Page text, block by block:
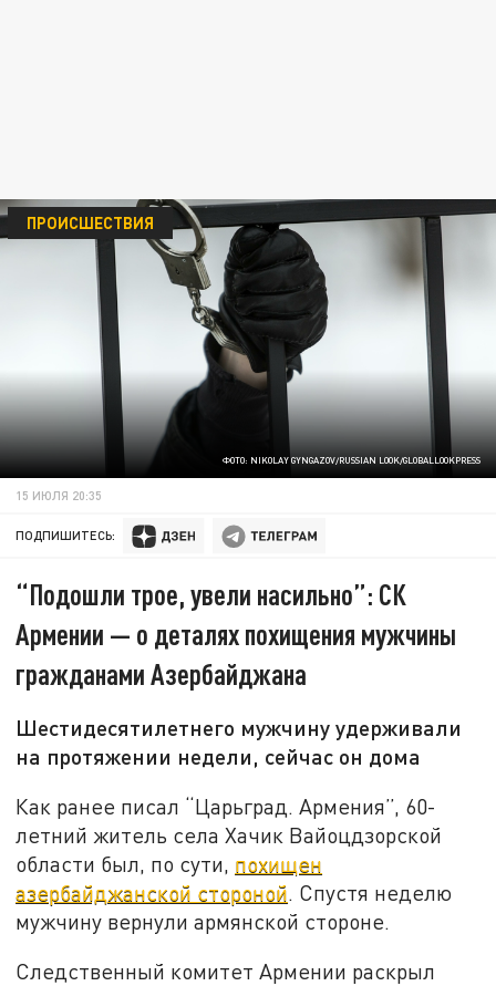
ФОТО: NIKOLAY GYNGAZOV/RUSSIAN LOOK/GLOBALLOOKPRESS
ПРОИСШЕСТВИЯ
15 ИЮЛЯ 20:35
ПОДПИШИТЕСЬ:
“Подошли трое, увели насильно”: СК
Армении — о деталях похищения мужчины
гражданами Азербайджана
Шестидесятилетнего мужчину удерживали
на протяжении недели, сейчас он дома
Как ранее писал “Царьград. Армения”, 60-
летний житель села Хачик Вайоцдзорской
области был, по сути, похищен
азербайджанской стороной. Спустя неделю
мужчину вернули армянской стороне.
Следственный комитет Армении раскрыл